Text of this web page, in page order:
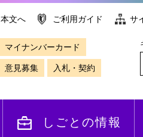
本文へ ご利用ガイド サ
マイナンバーカード
意見募集 入札・契約
しごとの情報